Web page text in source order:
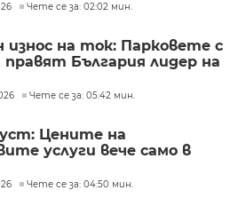
Чете се за: 02:02 мин.
износ на ток: Парковете с
България лидер на
Чете се за: 05:42 мин.
Цените на
услуги вече само в
Чете се за: 04:50 мин.